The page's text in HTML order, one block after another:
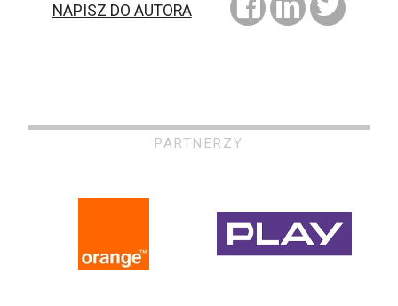
NAPISZ DO AUTORA
PARTNERZY